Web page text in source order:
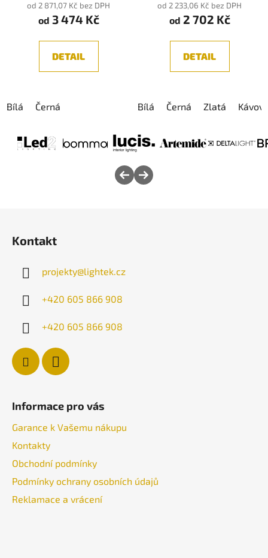
od 2 871,07 Kč bez DPH
od 3 474 Kč
DETAIL
Bílá Černá
od 2 233,06 Kč bez DPH
od 2 702 Kč
DETAIL
Bílá Černá Zlatá
Kontakt
projekty@lightek.cz
+420 605 866 908
+420 605 866 908
Informace pro vás
Garance k Vašemu nákupu
Kontakty
Obchodní podmínky
Podmínky ochrany osobních údajů
Reklamace a vrácení